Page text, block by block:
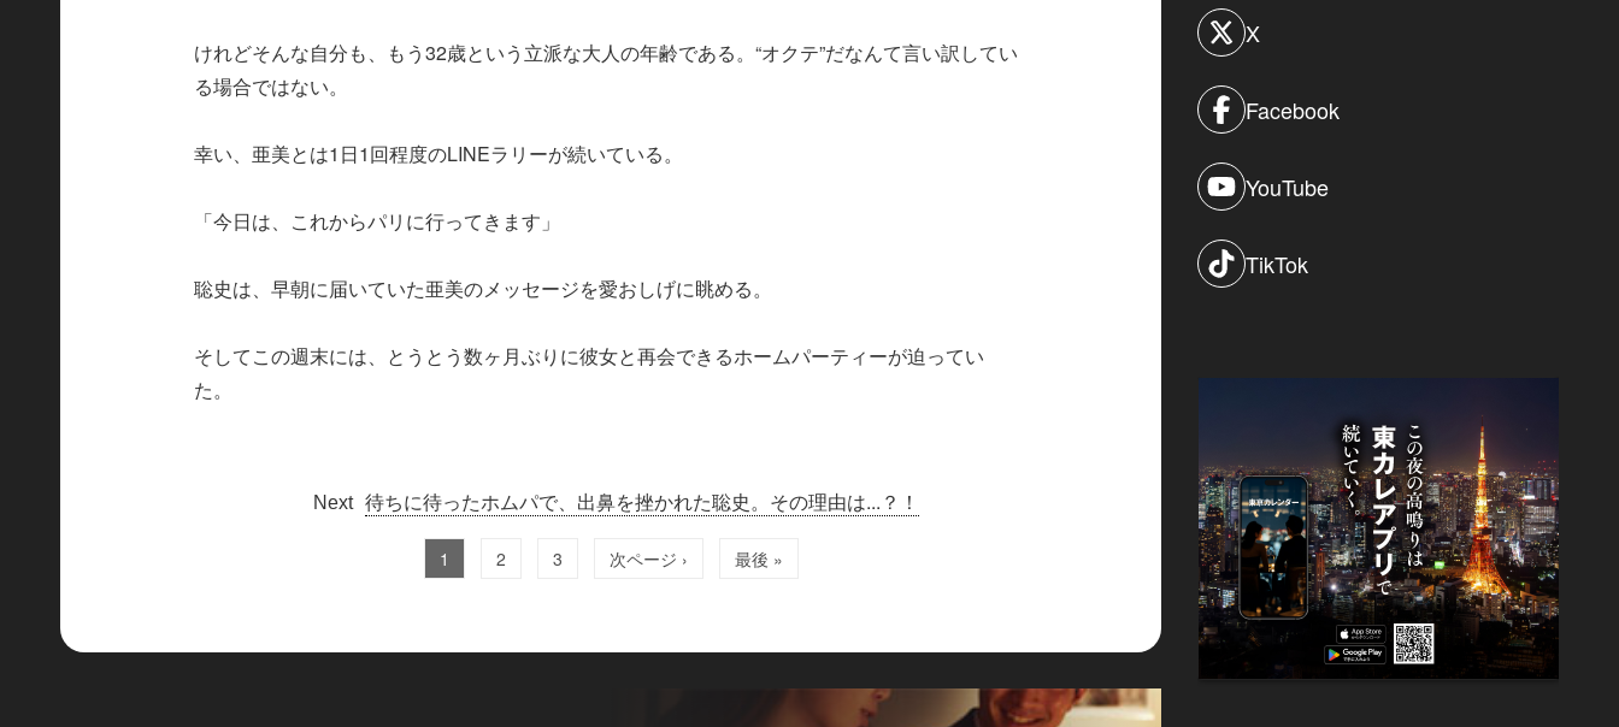
けれどそんな自分も、もう32歳という立派な大人の年齢である。“オクテ”だなんて言い訳してい
る場合ではない。
幸い、亜美とは1日1回程度のLINEラリーが続いている。
「今日は、これからパリに行ってきます」
聡史は、早朝に届いていた亜美のメッセージを愛おしげに眺める。
そしてこの週末には、とうとう数ヶ月ぶりに彼女と再会できるホームパーティーが迫ってい
た。
待ちに待ったホムパで、出鼻を挫かれた聡史。その理由は...？！
1 2 3 次ページ › 最後 »
X
Facebook
YouTube
TikTok